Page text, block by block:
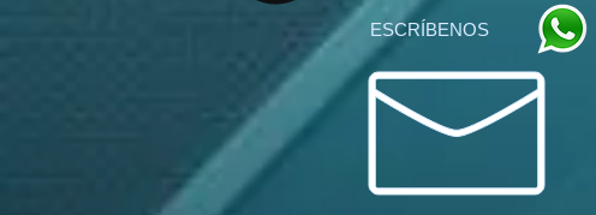
ESCRÍBENOS